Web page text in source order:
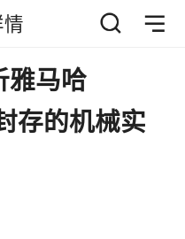
雅马哈
存的机械实